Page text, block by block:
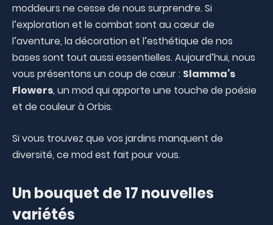
moddeurs ne cesse de nous surprendre. Si
l’exploration et le combat sont au cœur de
l’aventure, la décoration et l’esthétique de nos
bases sont tout aussi essentielles. Aujourd’hui, nous
vous présentons un coup de cœur : Slamma’s
Flowers, un mod qui apporte une touche de poésie
et de couleur à Orbis.
Si vous trouvez que vos jardins manquent de
diversité, ce mod est fait pour vous.
Un bouquet de 17 nouvelles
variétés